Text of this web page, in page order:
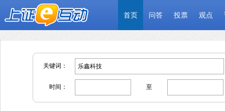
首页 问答 投票 观点
关键词：
时间： 至